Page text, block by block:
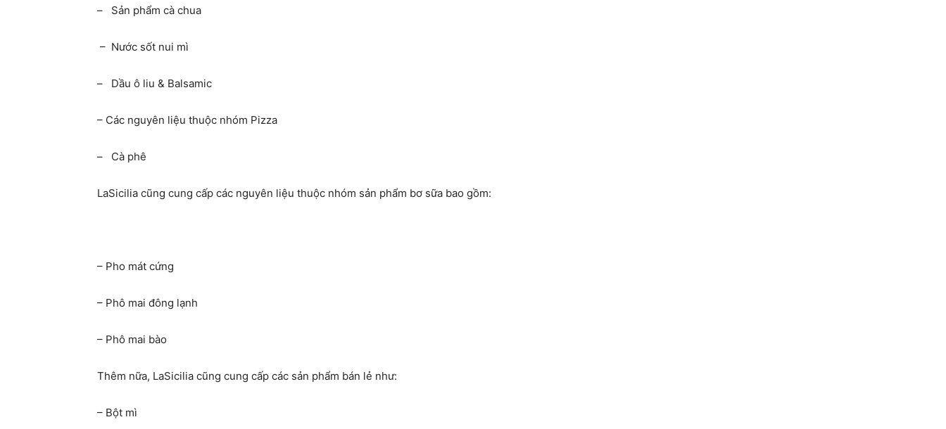
– Sản phẩm cà chua
– Nước sốt nui mì
– Dầu ô liu & Balsamic
– Các nguyên liệu thuộc nhóm Pizza
– Cà phê
LaSicilia cũng cung cấp các nguyên liệu thuộc nhóm sản phẩm bơ sữa bao gồm:
– Pho mát cứng
– Phô mai đông lạnh
– Phô mai bào
Thêm nữa, LaSicilia cũng cung cấp các sản phẩm bán lẻ như:
– Bột mì